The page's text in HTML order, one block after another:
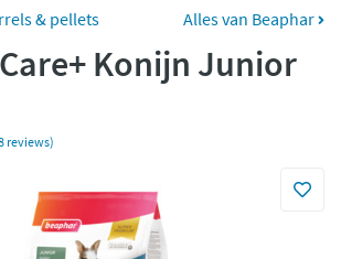
CO2 neutraal
Betaal met Klarna
& pellets Alles van Beaphar
Konijn Junior
reviews)